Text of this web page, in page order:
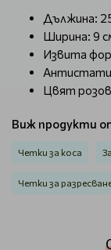
Дължина:
Ширина: 9
Извита
Цвят
Виж продукти
Четки за коса
Четки за